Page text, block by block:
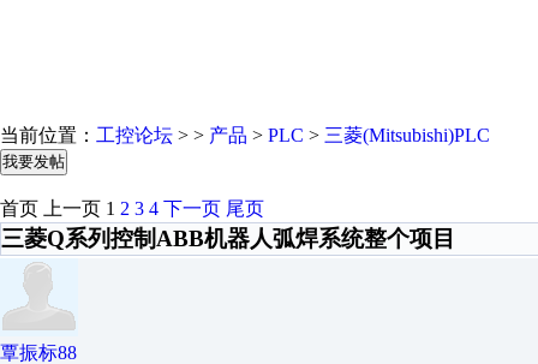
当前位置： 工控论坛 > > 产品 > PLC > 三菱(Mitsubishi)PLC
我要发帖
首页 上一页 1 2 3 4 下一页 尾页
三菱Q系列控制ABB机器人弧焊系统整个项目
覃振标88